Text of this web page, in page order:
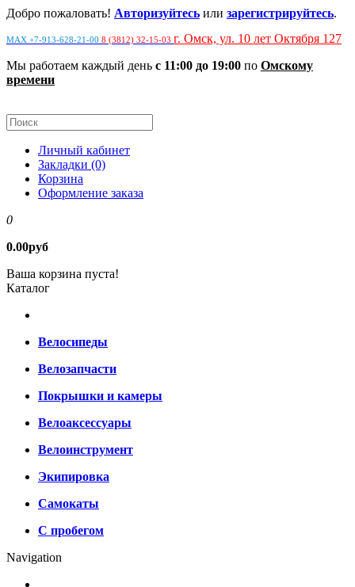
Добро пожаловать! Авторизуйтесь или зарегистрируйтесь.
MAX +7-913-628-21-00 8 (3812) 32-15-03 г. Омск, ул. 10 лет Октября 127
Мы работаем каждый день с 11:00 до 19:00 по Омскому
времени
Личный кабинет
Закладки (0)
Корзина
Оформление заказа
0
0.00руб
Ваша корзина пуста!
Каталог
Велосипеды
Велозапчасти
Покрышки и камеры
Велоаксессуары
Велоинструмент
Экипировка
Самокаты
С пробегом
Navigation